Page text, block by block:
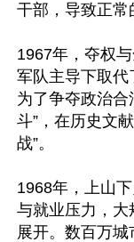
干部，导致正常
1967年，夺权
军队主导下取代
为了争夺政治合
斗”，在历史文
战”。
1968年，上山
与就业压力，大
展开。数百万城